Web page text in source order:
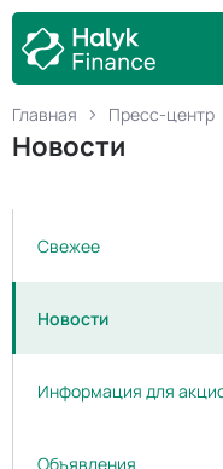
Главная Пресс-центр
Новости
Свежее
Новости
Информация для
Объявления